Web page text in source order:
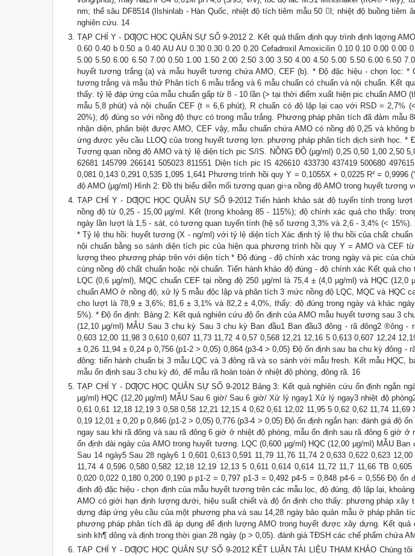
nm; thể sâu DF8514 (Ilshinlab - Hàn Quốc, nhiệt độ tích tiêm mẫu 50 l; nhiệt độ buồng tiêm
nghiên cứu. 14
TẠP CHÍ Y - DƢỢC HỌC QUÂN SỰ SỐ 9-2012 2. Kết quả thẩm định quy trình định lƣợng
0.60 0.40 b 0.50 a 0.40 AU AU 0.30 0.30 0.20 0.20 Cefadroxil Amoxicilin 0.10 0.10 0.00 0.00
5.00 5.50 6.00 6.50 7.00 0.50 1.00 1.50 2.00 2.50 3.00 3.50 4.00 4.50 5.00 5.50 6.00 6.50
huyết tương trắng (a) và mẫu huyết tương chứa AMO, CEF (b). * Độ đặc hiệu - chọn lọc:
tương trắng và mẫu thử Phân tích 6 mẫu trắng và 6 mẫu chuẩn có chuẩn và nội chuẩn. Kết
thấy: tỷ lệ đáp ứng của mẫu chuẩn gấp từ 8 - 10 lần (> tại thời điểm xuất hiện pic chuẩn AMO
mẫu 5,8 phút) và nội chuẩn CEF (t = 6,6 phút), R chuẩn có độ lặp lại cao với RSD = 2,7%
20%); độ đúng so với nồng độ thực có trong mẫu trắng. Phương pháp phân tích đã đảm mẫu
nhận diện, phân biệt được AMO, CEF vậy, mẫu chuẩn chứa AMO có nồng độ 0,25 và
ứng được yêu cầu LLOQ của trong huyết tương lợn. phương pháp phân tích dịch sinh học. *
Tương quan nồng độ AMO và tỷ lệ diện tích pic S/IS. NỒNG ĐỘ (µg/ml) 0,25 0,50 1,00 2,50
62681 145799 266141 505023 811551 Diện tích pic IS 426610 433730 437419 500680
0,081 0,143 0,291 0,535 1,095 1,641 Phương trình hồi quy Y = 0,1055X + 0,0225 R² =
độ AMO (µg/ml) Hình 2: Đồ thị biểu diễn mối tương quan gi÷a nồng độ AMO trong huyết tương
TẠP CHÍ Y - DƢỢC HỌC QUÂN SỰ SỐ 9-2012 Tiến hành khảo sát độ tuyến tính trong
nồng độ từ 0,25 - 15,00 µg/ml. Kết (trong khoảng 85 - 115%); độ chính xác quả cho thấy:
ngày lần lượt là 1,5 - sát, có tương quan tuyến tính (hệ số tương 3,3% và 2,6 - 3,4% (< 15%).
* Tỷ lệ thu hồi: huyết tương (X - ng/ml) với tỷ lệ diện tích Xác định tỷ lệ thu hồi của chất
nội chuẩn bằng so sánh diện tích pic của hiện qua phương trình hồi quy Y = AMO và CEF
lượng theo phương pháp trên với diện tích * Độ đúng - độ chính xác trong ngày và pic của
cùng nồng độ chất chuẩn hoặc nội chuẩn. Tiến hành khảo độ đúng - độ chính xác Kết quả
LQC (0,6 µg/ml), MQC chuẩn CEF tại nồng độ 250 µg/ml là 75,4 ± (4,0 µg/ml) và HQC
chuẩn AMO ở nồng độ, xử lý 5 mẫu độc lập và phân tích 3 mức nồng độ LQC, MQC và HQC
cho lượt là 78,9 ± 3,6%; 81,6 ± 3,1% và 82,2 ± 4,0%, thấy: độ đúng trong ngày và khác
5%). * Độ ổn định: Bảng 2: Kết quả nghiên cứu độ ổn định của AMO mẫu huyết tương sau 3
(12,10 µg/ml) MẪU Sau 3 chu kỳ Sau 3 chu kỳ Ban đầu1 Ban đầu3 đông - rã đông2 ®ông -
0,603 12,00 11,98 3 0,610 0,607 11,73 11,72 4 0,57 0,568 12,21 12,16 5 0,613 0,607 12,24
± 0,26 11,94 ± 0,24 p 0,756 (p1-2 > 0,05) 0,864 (p3-4 > 0,05) Độ ổn định sau ba chu kỳ đông -
đông: tiến hành chuẩn bị 3 mẫu LQC và 3 đông rã và so sánh với mẫu fresh. Kết mẫu HQC,
mẫu ổn định sau 3 chu kỳ đó, để mẫu rã hoàn toàn ở nhiệt độ phòng, đông rã. 16
TẠP CHÍ Y - DƢỢC HỌC QUÂN SỰ SỐ 9-2012 Bảng 3: Kết quả nghiên cứu ổn định ngắn
µg/ml) HQC (12,20 µg/ml) MẪU Sau 6 giờ/ Sau 6 giờ/ Xử lý ngay1 Xử lý ngay3 nhiệt độ
0,61 0,61 12,18 12,19 3 0,58 0,58 12,21 12,15 4 0,62 0,61 12,02 11,95 5 0,62 0,62 11,74
0,19 12,01 ± 0,20 p 0,846 (p1-2 > 0,05) 0,776 (p3-4 > 0,05) Độ ổn định ngắn hạn: đánh giá độ
ngay sau khi rã đông và sau rã đông 6 giờ ở nhiệt độ phòng, mẫu ổn định sau rã đông 6 giờ ở
ổn định dài ngày của AMO trong huyết tương. LQC (0,600 µg/ml) HQC (12,00 µg/ml) MẪU Ban
Sau 14 ngày5 Sau 28 ngày6 1 0,601 0,613 0,591 11,79 11,76 11,74 2 0,633 0,622 0,623
11,74 4 0,596 0,580 0,582 12,18 12,19 12,13 5 0,611 0,614 0,614 11,72 11,7 11,66 TB
0,020 0,022 0,180 0,200 0,190 p p1-2 = 0,797 p1-3 = 0,492 p4-5 = 0,848 p4-6 = 0,556 Độ ổn
định độ đặc hiệu - chọn định của mẫu huyết tương trên các mẫu lọc, độ đúng, độ lặp lại,
AMO có giới hạn định lượng dưới, hiệu suất chiết và độ ổn định cho thấy: phương pháp xây
dựng đáp ứng yêu cầu của một phương pha và sau 14,28 ngày bảo quản mẫu ở pháp phân
phương pháp phân tích đã áp dụng để định lượng AMO trong huyết được xây dựng. Kết
sinh kh¶ dông và định trong thời gian 28 ngày (p > 0,05). đánh giá TĐSH các chế phẩm chứa
TẠP CHÍ Y - DƢỢC HỌC QUÂN SỰ SỐ 9-2012 KẾT LUẬN TÀI LIỆU THAM KHẢO Chúng